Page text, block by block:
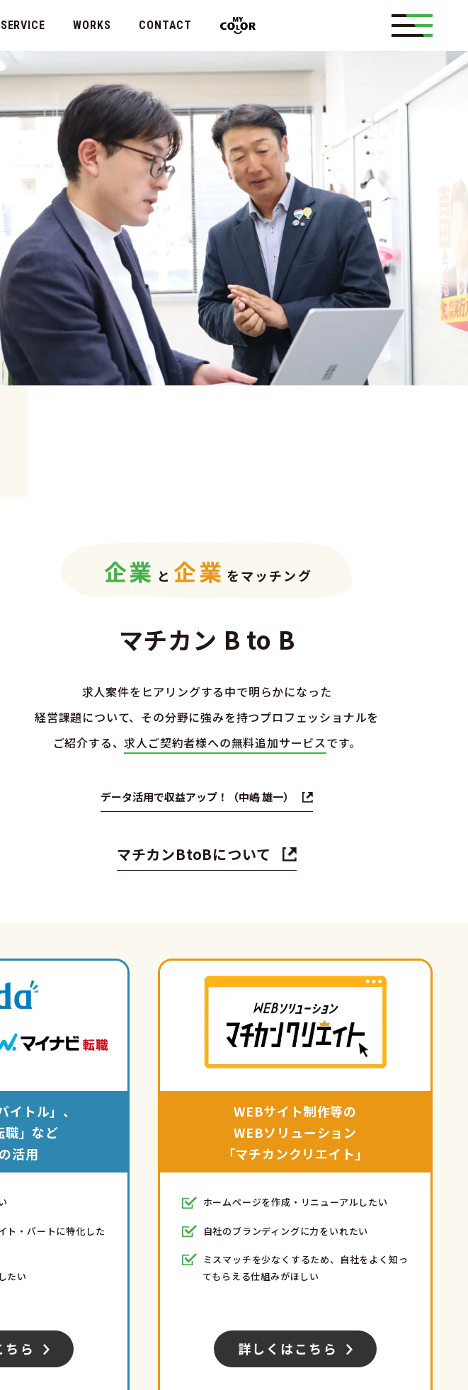
代表メッセージ
会社概要
マチカンについて
求人情報 マイカラー
有名媒体への掲載
パンフレット
お知らせ
WEB制作
その他
SERVICE WORKS CONTACT
企業 と 企業 をマッチング
マチカン B to B
求人案件をヒアリングする中で明らかになった
経営課題について、 その分野に強みを持つプロフェッショナルを
ご紹介する、求人ご契約者様への無料追加サービスです。
データ活用で収益アップ！（中嶋 雄一）
マチカンBtoBについて
イトル」、
職」など
活用
ト・パートに特化した
たい
ちら
WEBサイト制作等の
WEBソリューション
「マチカンクリエイト」
ホームページを作成・リニューアルしたい
自社のブランディングに力をいれたい
ミスマッチを少なくするため、自社をよく知っ
てもらえる仕組みがほしい
詳しくはこちら